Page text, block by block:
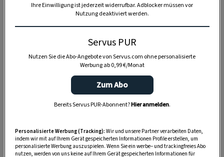
Ihre Einwilligung ist jederzeit widerrufbar. Adblocker müssen vor
Nutzung deaktiviert werden.
Servus PUR
Nutzen Sie die Abo-Angebote von Servus.com ohne personalisierte
Werbung ab 0,99 €/Monat
Zum Abo
Bereits Servus PUR-Abonnent?Hier anmelden.
Personalisierte Werbung (Tracking): Wir und unsere Partner verarbeiten Daten,
indem wir mit auf Ihrem Gerät gespeicherten Informationen Profile erstellen, um
personalisierte Werbung auszuspielen. Wenn Sie ein werbe– und trackingfreies Abo
nutzen, werden von uns keine auf Ihrem Gerät gespeicherten Informationen für